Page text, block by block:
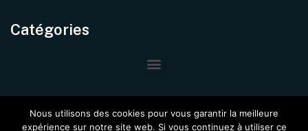
Catégories
Nous utilisons des cookies pour vous garantir la meilleure
expérience sur notre site web. Si vous continuez à utiliser ce